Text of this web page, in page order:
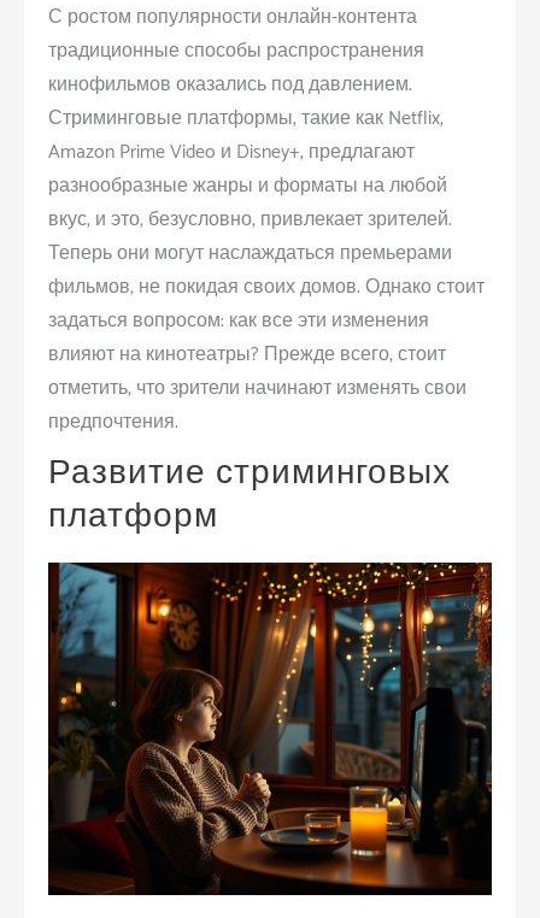
С ростом популярности онлайн-контента
традиционные способы распространения
кинофильмов оказались под давлением.
Стриминговые платформы, такие как Netflix,
Amazon Prime Video и Disney+, предлагают
разнообразные жанры и форматы на любой
вкус, и это, безусловно, привлекает зрителей.
Теперь они могут наслаждаться премьерами
фильмов, не покидая своих домов. Однако стоит
задаться вопросом: как все эти изменения
влияют на кинотеатры? Прежде всего, стоит
отметить, что зрители начинают изменять свои
предпочтения.
Развитие стриминговых
платформ